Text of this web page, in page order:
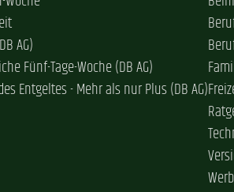
AG)
Fünf-Tage-Woche (DB AG)
Entgeltes - Mehr als nur Plus (DB AG)